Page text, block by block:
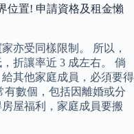
位置! 申請資格及租金懶
亦受同樣限制。 所以，
折讓率近 3 成左右。 倘
其他家庭成員，必須要得
數個，包括因離婚或分
屋福利，家庭成員要搬